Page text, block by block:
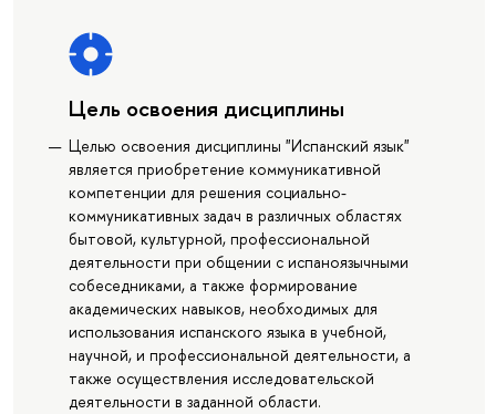
Цель освоения дисциплины
Целью освоения дисциплины "Испанский язык"
является приобретение коммуникативной
компетенции для решения социально-
коммуникативных задач в различных областях
бытовой, культурной, профессиональной
деятельности при общении с испаноязычными
собеседниками, а также формирование
академических навыков, необходимых для
использования испанского языка в учебной,
научной, и профессиональной деятельности, а
также осуществления исследовательской
деятельности в заданной области.